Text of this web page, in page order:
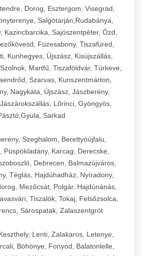
Dorog, Esztergom, Visegrád,
Salgótarján,Rudabánya,
Kazincbarcika, Sajószentpéter, Ózd,
Füzesabony, Tiszafüred,
Kunhegyes, Újszász, Kisújszállás,
Martfű, Tiszaföldvár, Túrkeve,
Szarvas, Kunszentmárton,
Nagykáta, Újszász, Jászberény,
Lőrinci, Gyöngyös,
Sarkad
Szeghalom, Berettyóújfalu,
Püspökladány, Karcag, Derecske,
Debrecen, Balmazújváros,
Téglás, Hajdúhadház, Nyíradony,
Mezőcsát, Polgár, Hajdúnánás,
Tiszalök, Tokaj, Felsőzsolca,
Sárospatak, Zalaszentgrót
Lenti, Zalakaros, Letenye,
Böhönye, Fonyód, Balatonlelle,